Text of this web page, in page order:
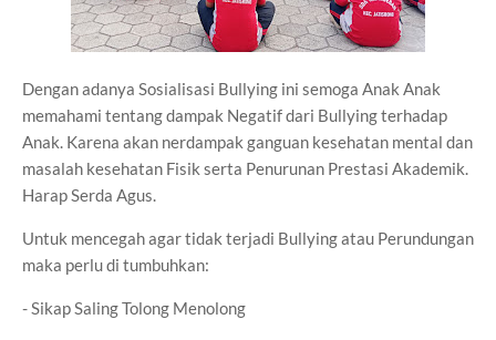
Dengan adanya Sosialisasi Bullying ini semoga Anak Anak
memahami tentang dampak Negatif dari Bullying terhadap
Anak. Karena akan nerdampak ganguan kesehatan mental dan
masalah kesehatan Fisik serta Penurunan Prestasi Akademik.
Harap Serda Agus.
Untuk mencegah agar tidak terjadi Bullying atau Perundungan
maka perlu di tumbuhkan:
- Sikap Saling Tolong Menolong